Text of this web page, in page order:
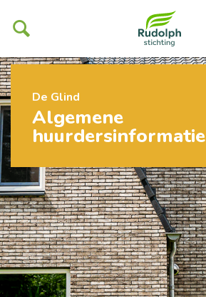
Ons werk
De Glind
Help ons mogelijk maken
Organisatie
Contact
De Glind
Algemene
huurdersinformatie